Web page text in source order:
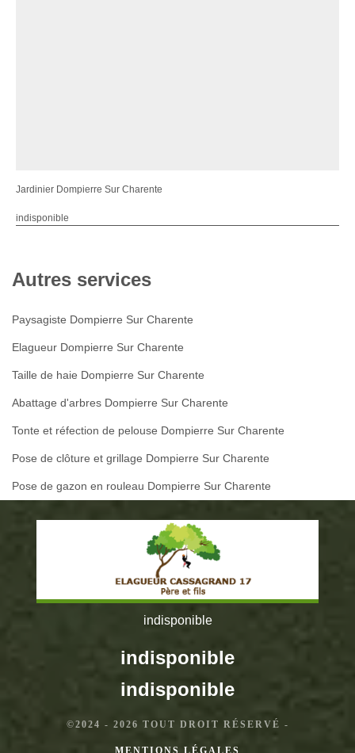
Jardinier Dompierre Sur Charente
indisponible
Autres services
Paysagiste Dompierre Sur Charente
Elagueur Dompierre Sur Charente
Taille de haie Dompierre Sur Charente
Abattage d'arbres Dompierre Sur Charente
Tonte et réfection de pelouse Dompierre Sur Charente
Pose de clôture et grillage Dompierre Sur Charente
Pose de gazon en rouleau Dompierre Sur Charente
indisponible
indisponible
indisponible
©2024 - 2026 TOUT DROIT RÉSERVÉ -
MENTIONS LÉGALES